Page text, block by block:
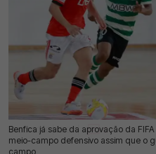
Benfica já sabe da aprovação da
meio-campo defensivo assim que o
campo
31 Jul 2026 | 12:39 | 0